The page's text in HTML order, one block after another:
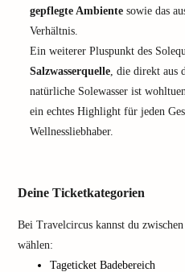
gepflegte Ambiente sowie das
Verhältnis.
Ein weiterer Pluspunkt des
Salzwasserquelle, die direkt aus
natürliche Solewasser ist
ein echtes Highlight für jeden
Wellnessliebhaber.
Deine Ticketkategorien
Bei Travelcircus kannst du
wählen:
Tageticket Badebereich